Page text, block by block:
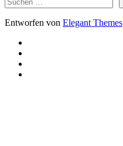
Entworfen von Elegant Themes